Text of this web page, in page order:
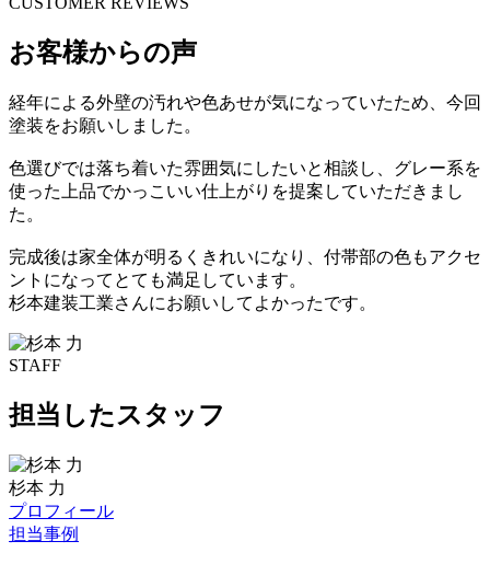
お客様からの声
経年による外壁の汚れや色あせが気になっていたため、今回
塗装をお願いしました。
色選びでは落ち着いた雰囲気にしたいと相談し、グレー系を
使った上品でかっこいい仕上がりを提案していただきまし
た。
完成後は家全体が明るくきれいになり、付帯部の色もアクセ
ントになってとても満足しています。
杉本建装工業さんにお願いしてよかったです。
STAFF
担当したスタッフ
杉本 力
プロフィール
担当事例